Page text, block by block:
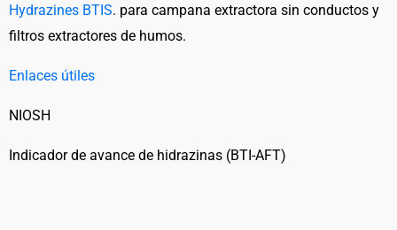
Hydrazines BTIS. para campana extractora sin conductos y
filtros extractores de humos.
Enlaces útiles
NIOSH
Indicador de avance de hidrazinas (BTI-AFT)